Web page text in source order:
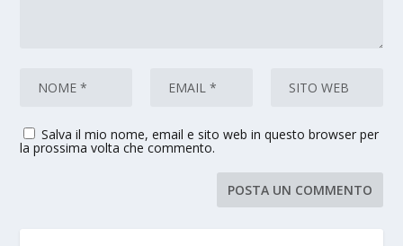
Salva il mio nome, email e sito web in questo browser per
la prossima volta che commento.